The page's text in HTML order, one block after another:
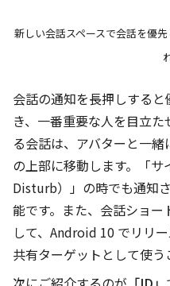
新しい会話スペースで会話を優
会話の通知を長押しする
き、一番重要な人を目立
る会話は、アバターと一
の上部に移動します。「
Disturb）」の時でも通知
能です。また、会話ショー
して、Android 10 でリリ
共有ターゲットとして使う